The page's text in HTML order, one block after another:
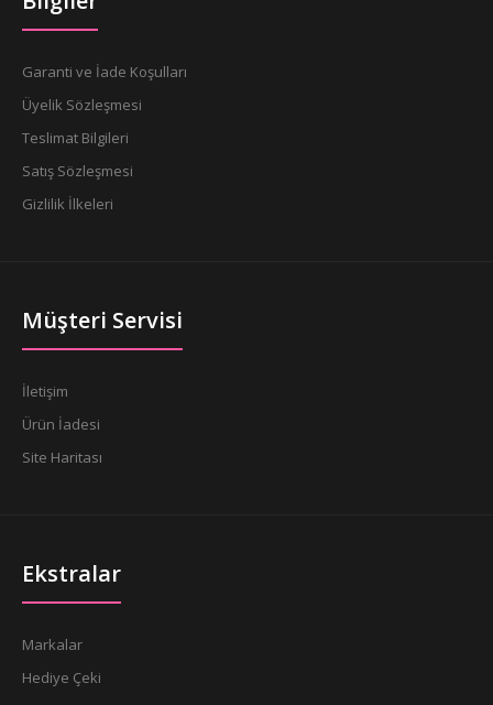
Garanti ve İade Koşulları
Üyelik Sözleşmesi
Teslimat Bilgileri
Satış Sözleşmesi
Gizlilik İlkeleri
Müşteri Servisi
İletişim
Ürün İadesi
Site Haritası
Ekstralar
Markalar
Hediye Çeki